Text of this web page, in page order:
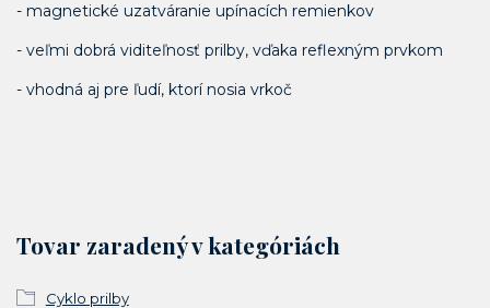
- magnetické uzatváranie upínacích remienkov
- veľmi dobrá viditeľnosť prilby, vďaka reflexným prvkom
- vhodná aj pre ľudí, ktorí nosia vrkoč
Tovar zaradený v kategóriách
Cyklo prilby